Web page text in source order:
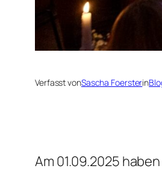
Verfasst vonSascha Foersterin
Am 01.09.2025